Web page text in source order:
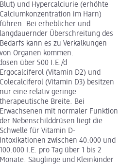
Blut) und Hypercalciurie (erhöhte
Calciumkonzentration im Harn)
führen. Bei erheblicher und
langdauernder Überschreitung des
Bedarfs kann es zu Verkalkungen
von Organen kommen.
über 500 I.E./d
Ergocalciferol (Vitamin D2) und
Colecalciferol (Vitamin D3) besitzen
nur eine relativ geringe
therapeutische Breite. Bei
Erwachsenen mit normaler Funktion
der Nebenschilddrüsen liegt die
Schwelle für Vitamin D-
Intoxikationen zwischen 40.000 und
100.000 I.E. pro Tag über 1 bis 2
Monate. Säuglinge und Kleinkinder